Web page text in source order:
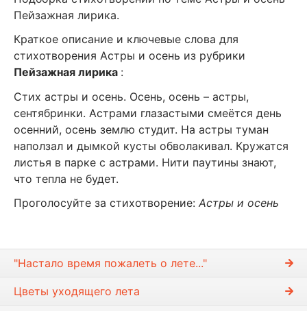
Пейзажная лирика.
Краткое описание и ключевые слова для
стихотворения Астры и осень из рубрики
Пейзажная лирика :
Стих астры и осень. Осень, осень – астры,
сентябринки. Астрами глазастыми смеётся день
осенний, осень землю студит. На астры туман
наползал и дымкой кусты обволакивал. Кружатся
листья в парке с астрами. Нити паутины знают,
что тепла не будет.
Проголосуйте за стихотворение: Астры и осень
"Настало время пожалеть о лете..."
Цветы уходящего лета